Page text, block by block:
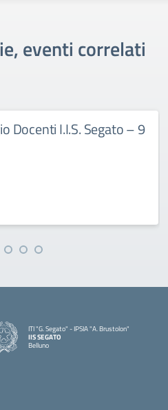
eventi correlati
Docenti I.I.S. Segato – 9
ITI "G. Segato" - IPSIA "A. Brustolon"
IIS SEGATO
Belluno